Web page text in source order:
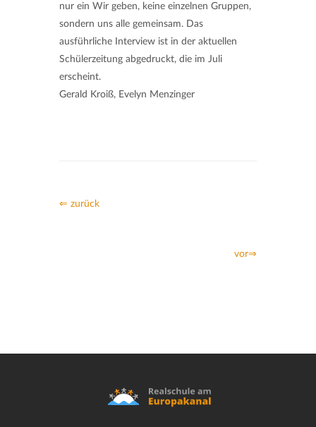
nur ein Wir geben, keine einzelnen Gruppen,
sondern uns alle gemeinsam. Das
ausführliche Interview ist in der aktuellen
Schülerzeitung abgedruckt, die im Juli
erscheint.
Gerald Kroiß, Evelyn Menzinger
⇐ zurück
vor⇒